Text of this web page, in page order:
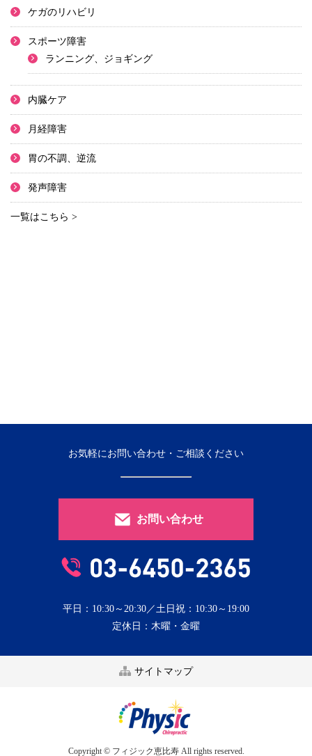
ケガのリハビリ
スポーツ障害
ランニング、ジョギング
内臓ケア
月経障害
胃の不調、逆流
発声障害
一覧はこちら >
お気軽にお問い合わせ・ご相談ください
お問い合わせ
平日：10:30～20:30／土日祝：10:30～19:00
定休日：木曜・金曜
サイトマップ
Copyright © フィジック恵比寿 All rights reserved.